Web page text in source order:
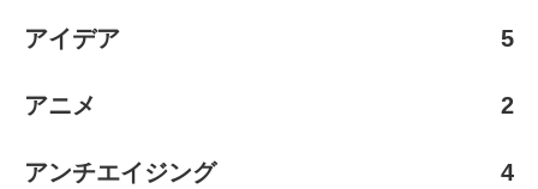
アイデア 5
アニメ 2
アンチエイジング 4